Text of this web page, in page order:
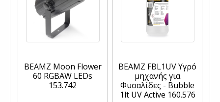
BEAMZ Moon Flower
60 RGBAW LEDs
153.742
BEAMZ FBL1UV Υγρό
μηχανής για
Φυσαλίδες - Bubble
1lt UV Active 160.576